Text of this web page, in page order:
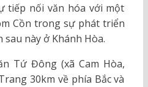
tiếp nối văn hóa với một
Cồn trong sự phát triển
sau này ở Khánh Hòa.
Tứ Đông (xã Cam Hòa,
30km về phía Bắc và